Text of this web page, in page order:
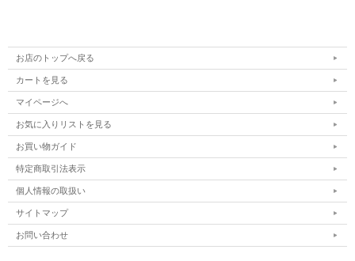
お店のトップへ戻る
カートを見る
マイページへ
お気に入りリストを見る
お買い物ガイド
特定商取引法表示
個人情報の取扱い
サイトマップ
お問い合わせ